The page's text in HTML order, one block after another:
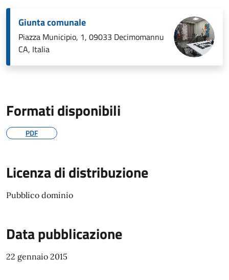
Giunta comunale
Piazza Municipio, 1, 09033 Decimomannu
CA, Italia
Formati disponibili
PDF
Licenza di distribuzione
Pubblico dominio
Data pubblicazione
22 gennaio 2015